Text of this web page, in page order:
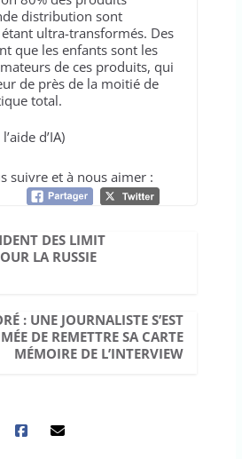
distribution sont
ultra-transformés. Des
que les enfants sont les
de ces produits, qui
de près de la moitié de
total.
d’IA)
suivre et à nous aimer :
DES LIMIT
LA RUSSIE
: UNE JOURNALISTE S’EST
DE REMETTRE SA CARTE
MÉMOIRE DE L’INTERVIEW